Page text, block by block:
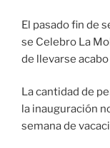
El pasado fin de
se Celebro La
de llevarse
La cantidad de
la inauguración
semana de